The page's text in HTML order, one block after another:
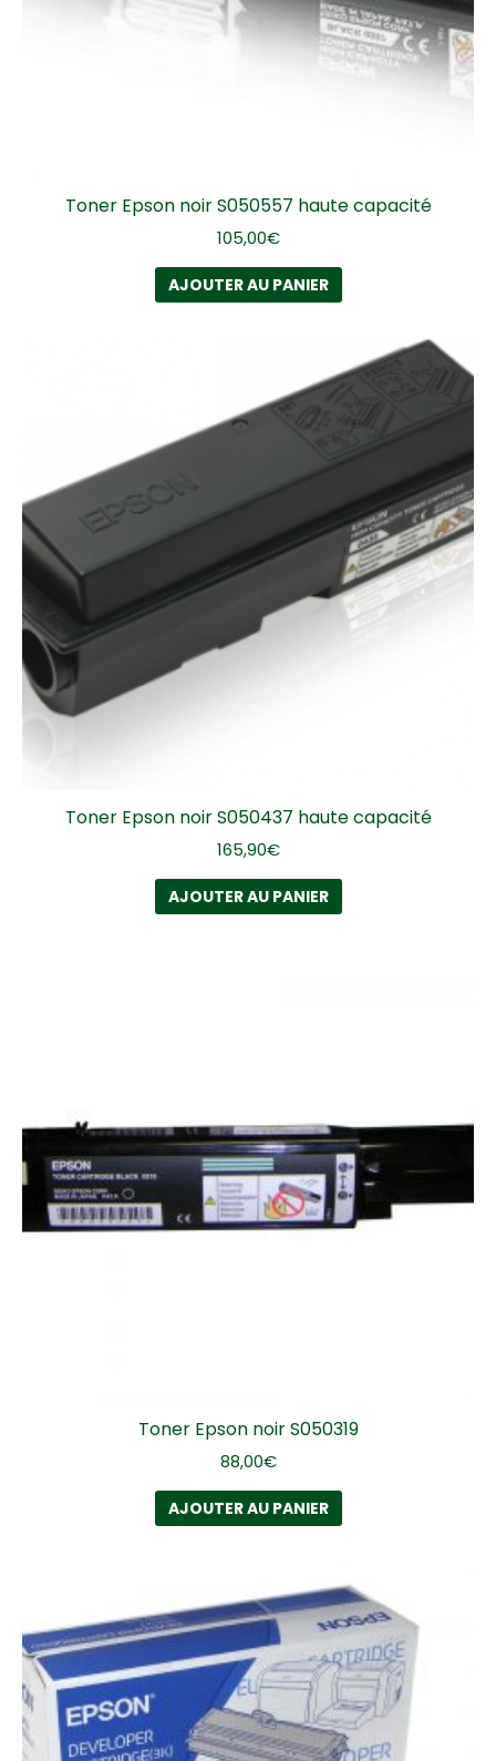
Toner Epson noir S050557 haute capacité
105,00€
AJOUTER AU PANIER
Toner Epson noir S050437 haute capacité
165,90€
AJOUTER AU PANIER
Toner Epson noir S050319
88,00€
AJOUTER AU PANIER